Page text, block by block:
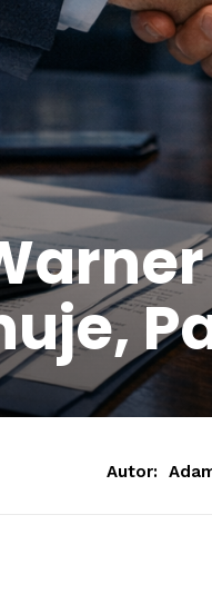
Autor: